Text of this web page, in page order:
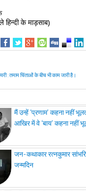
हिन्दी के माड़साब)
: तमाम चिंताओं के बीच भी काम जारी है।
मैं उन्हें ‘प्रणाम’ कहना नहीं
आखिर में वे ‘बाय’ कहना नहीं
जन-कथाकार रत्नकुमार
जन्मदिन